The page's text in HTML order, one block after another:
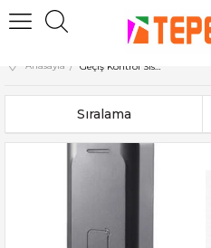
Anasayfa
Sıralama